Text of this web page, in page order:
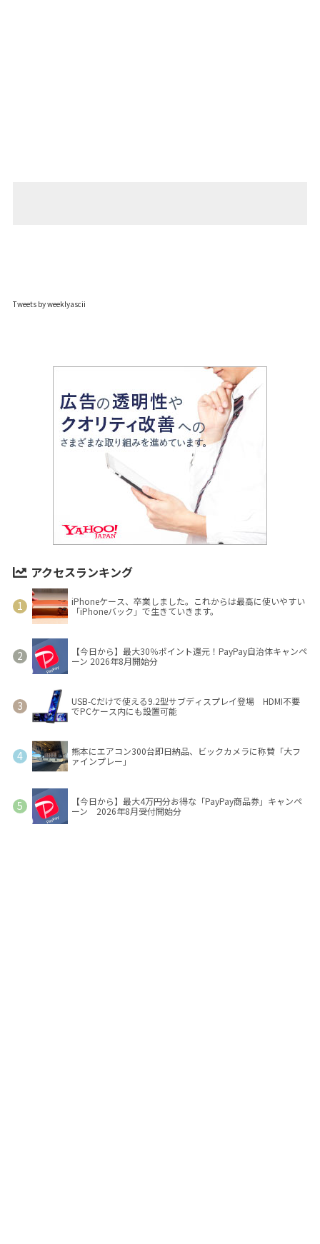
Tweets by weeklyascii
アクセスランキング
iPhoneケース、卒業しました。これからは最高に使いやすい
「iPhoneバック」で生きていきます。
【今日から】最大30％ポイント還元！PayPay自治体キャンペ
ーン 2026年8月開始分
USB-Cだけで使える9.2型サブディスプレイ登場 HDMI不要
でPCケース内にも設置可能
熊本にエアコン300台即日納品、ビックカメラに称賛「大フ
ァインプレー」
【今日から】最大4万円分お得な「PayPay商品券」キャンペ
ーン 2026年8月受付開始分